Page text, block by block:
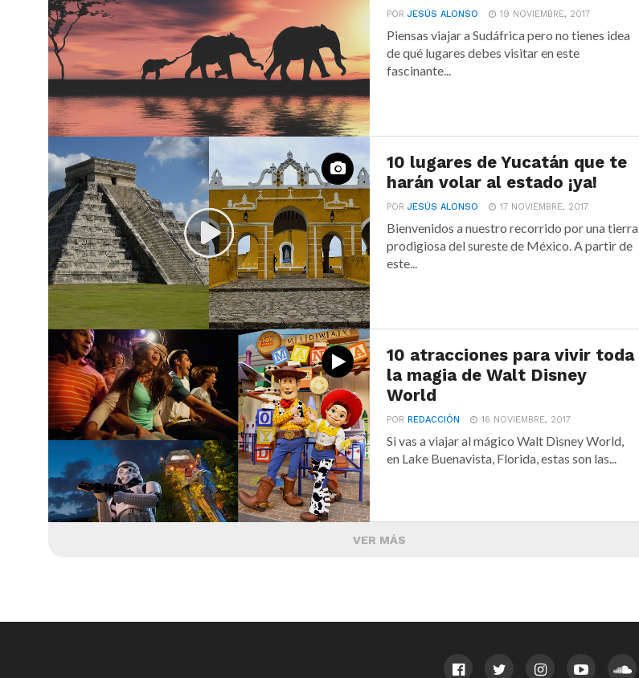
PORJESÚS ALONSO 19 NOVIEMBRE, 2017
Piensas viajar a Sudáfrica pero no tienes idea
de qué lugares debes visitar en este
fascinante...
10 lugares de Yucatán que te
harán volar al estado ¡ya!
PORJESÚS ALONSO 17 NOVIEMBRE, 2017
Bienvenidos a nuestro recorrido por una tierra
prodigiosa del sureste de México. A partir de
este...
10 atracciones para vivir toda
la magia de Walt Disney
World
PORREDACCIÓN 16 NOVIEMBRE, 2017
Si vas a viajar al mágico Walt Disney World,
en Lake Buenavista, Florida, estas son las...
VER MÁS